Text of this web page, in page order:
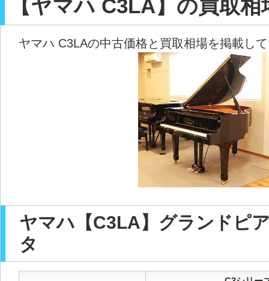
【ヤマハ C3LA】の買取相
ヤマハ C3LAの中古価格と買取相場を掲載し
ヤマハ【C3LA】グランドピ
タ